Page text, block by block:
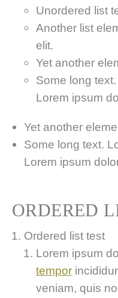
Unordered list
Another list
elit.
Yet another
Some long
Lorem ipsum
Yet another
Some long text.
Lorem ipsum
ORDERED
Ordered list test
Lorem ipsum
tempor
veniam, quis